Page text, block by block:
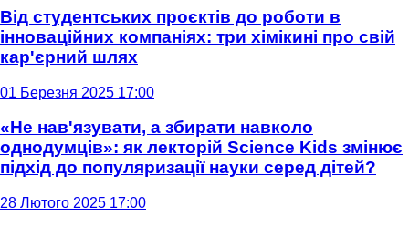
Від студентських проєктів до роботи в
інноваційних компаніях: три хімікині про свій
кар'єрний шлях
01 Березня 2025 17:00
«Не нав'язувати, а збирати навколо
однодумців»: як лекторій Science Kids змінює
підхід до популяризації науки серед дітей?
28 Лютого 2025 17:00